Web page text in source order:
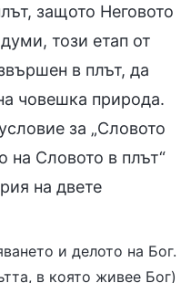
защото Неговото
този етап от
в плът, да
човешка природа.
за „Словото
на Словото в плът“
на двете
и делото на Бог.
в която живее Бог)